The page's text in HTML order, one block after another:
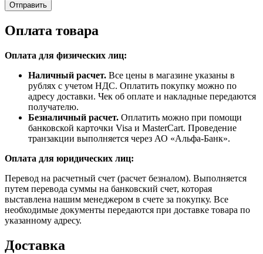
Отправить
Оплата товара
Оплата для физических лиц:
Наличный расчет. Все цены в магазине указаны в
рублях с учетом НДС. Оплатить покупку можно по
адресу доставки. Чек об оплате и накладные передаются
получателю.
Безналичный расчет. Оплатить можно при помощи
банковской карточки Visa и MasterCart. Проведение
транзакции выполняется через АО «Альфа-Банк».
Оплата для юридических лиц:
Перевод на расчетный счет (расчет безналом). Выполняется
путем перевода суммы на банковский счет, которая
выставлена нашим менеджером в счете за покупку. Все
необходимые документы передаются при доставке товара по
указанному адресу.
Доставка